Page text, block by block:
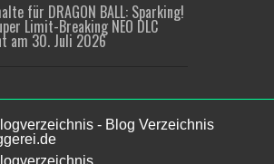
für DRAGON BALL: Sparking!
Limit-Breaking NEO DLC
am 30. Juli 2026